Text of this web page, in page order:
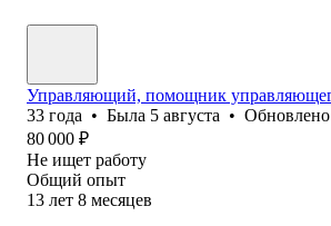
Управляющий, помощник
33 года • Была 5 августа • Обновлено
80 000 ₽
Не ищет работу
Общий опыт
13 лет 8 месяцев